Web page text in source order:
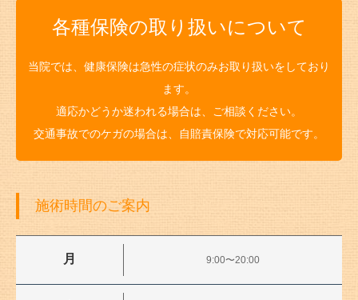
各種保険の取り扱いについて
当院では、健康保険は急性の症状のみお取り扱いをしており
ます。
適応かどうか迷われる場合は、ご相談ください。
交通事故でのケガの場合は、自賠責保険で対応可能です。
施術時間のご案内
月 9:00〜20:00